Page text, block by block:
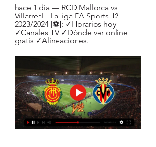
hace 1 día — RCD Mallorca vs
Villarreal - LaLiga EA Sports J2
2023/2024 [⚽]: ✓Horarios hoy
✓Canales TV ✓Dónde ver online
gratis ✓Alineaciones.